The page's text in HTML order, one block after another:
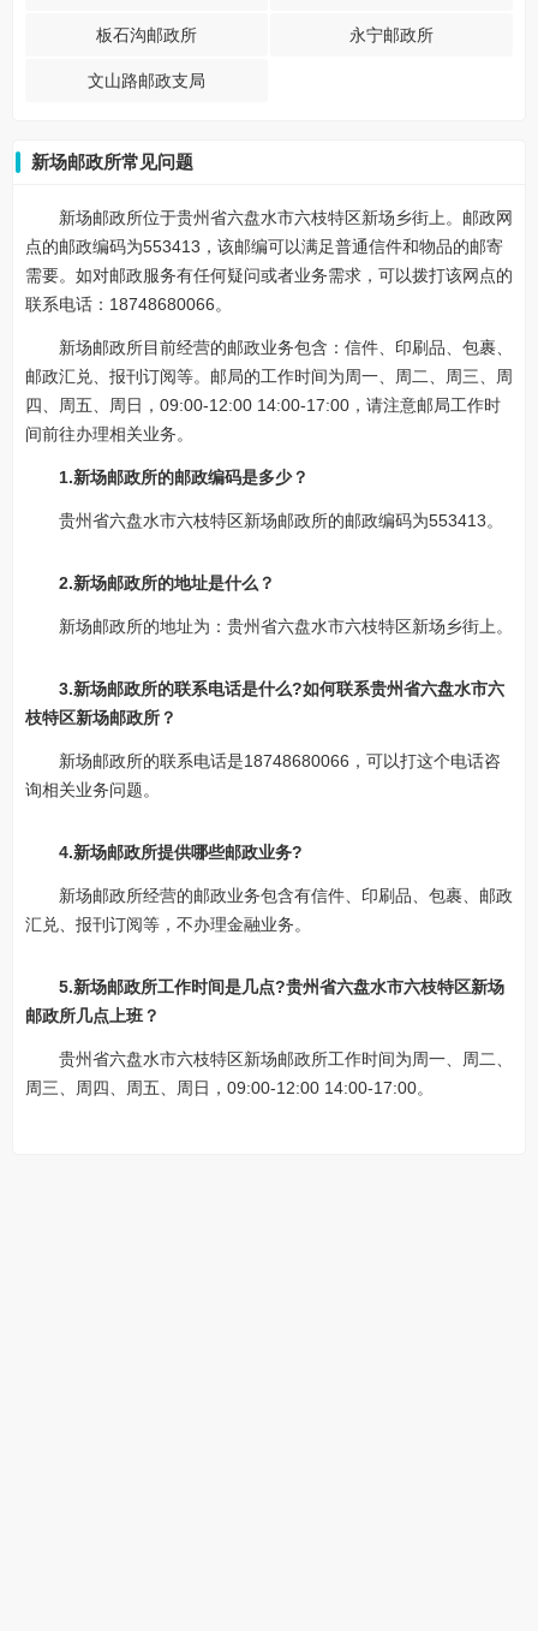
板石沟邮政所 永宁邮政所
文山路邮政支局
新场邮政所常见问题
新场邮政所位于贵州省六盘水市六枝特区新场乡街上。邮政网
点的邮政编码为553413，该邮编可以满足普通信件和物品的邮寄
需要。如对邮政服务有任何疑问或者业务需求，可以拨打该网点的
联系电话：18748680066。
新场邮政所目前经营的邮政业务包含：信件、印刷品、包裹、
邮政汇兑、报刊订阅等。邮局的工作时间为周一、周二、周三、周
四、周五、周日，09:00-12:00 14:00-17:00，请注意邮局工作时
间前往办理相关业务。
1.新场邮政所的邮政编码是多少？
贵州省六盘水市六枝特区新场邮政所的邮政编码为553413。
2.新场邮政所的地址是什么？
新场邮政所的地址为：贵州省六盘水市六枝特区新场乡街上。
3.新场邮政所的联系电话是什么?如何联系贵州省六盘水市六
枝特区新场邮政所？
新场邮政所的联系电话是18748680066，可以打这个电话咨
询相关业务问题。
4.新场邮政所提供哪些邮政业务?
新场邮政所经营的邮政业务包含有信件、印刷品、包裹、邮政
汇兑、报刊订阅等，不办理金融业务。
5.新场邮政所工作时间是几点?贵州省六盘水市六枝特区新场
邮政所几点上班？
贵州省六盘水市六枝特区新场邮政所工作时间为周一、周二、
周三、周四、周五、周日，09:00-12:00 14:00-17:00。